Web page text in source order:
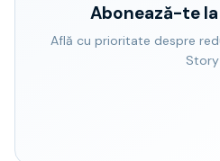
Abonează-te
Află cu prioritate despre
Story